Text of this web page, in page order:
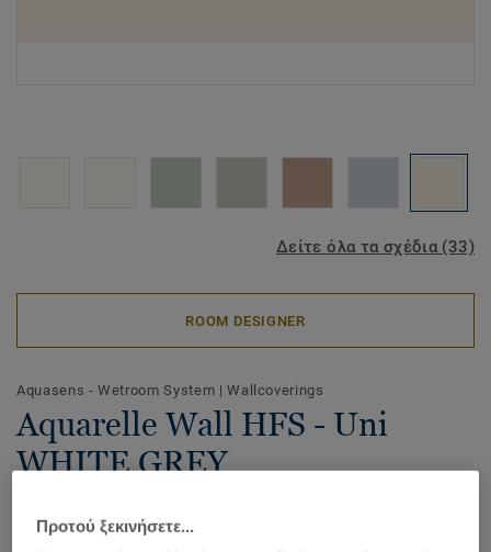
Δείτε όλα τα σχέδια (33)
ROOM DESIGNER
Aquasens - Wetroom System |Wallcoverings
Aquarelle Wall HFS - Uni
WHITE GREY
designs, Aquarelle Wall HFS is a waterproof vinyl wall
Προτού ξεκινήσετε...